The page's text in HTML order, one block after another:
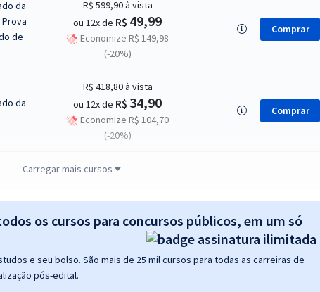
da
de
R$ 599,90à vista
ou 12x de R$ 49,99
Economize R$ 149,98
(-20%)
Comprar
da
R$ 418,80à vista
ou 12x de R$ 34,90
Economize R$ 104,70
(-20%)
Comprar
da
R$ 446,32
Economize R$ 111,58
(-20%)
ou R$ 1.052,00 à vista
Comprar
Carregar mais cursos
os cursos para concursos públicos, em um só
e seu bolso. São mais de 25 mil cursos para todas as carreiras de
pós-edital.